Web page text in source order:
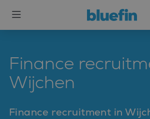
Finance
Wijchen
Finance recruitment in